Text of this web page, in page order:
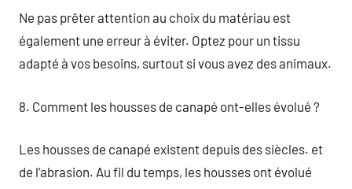
Ne pas prêter attention au choix du matériau est
également une erreur à éviter. Optez pour un tissu
adapté à vos besoins, surtout si vous avez des animaux.
8. Comment les housses de canapé ont-elles évolué ?
Les housses de canapé existent depuis des siècles. et
de l’abrasion. Au fil du temps, les housses ont évolué